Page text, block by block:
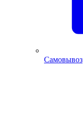
Самовывоз